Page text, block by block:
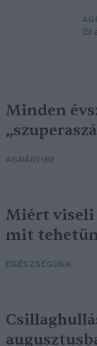
Minden
AGRÁRIUM
Miért viseli
mit
EGÉSZSÉGÜNK